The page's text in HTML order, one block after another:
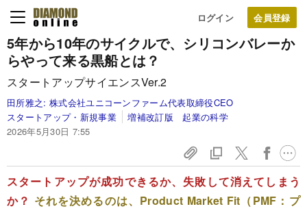
ログイン
5年から10年のサイクルで、シリコンバレーか
らやって来る黒船とは？
スタートアップサイエンスVer.2
田所雅之: 株式会社ユニコーンファーム代表取締役CEO
スタートアップ・新規事業
増補改訂版 起業の科学
2026年5月30日 7:55
スタートアップが成功できるか、失敗して消えてしまう
か？ それを決めるのは、Product Market Fit（PMF：プ